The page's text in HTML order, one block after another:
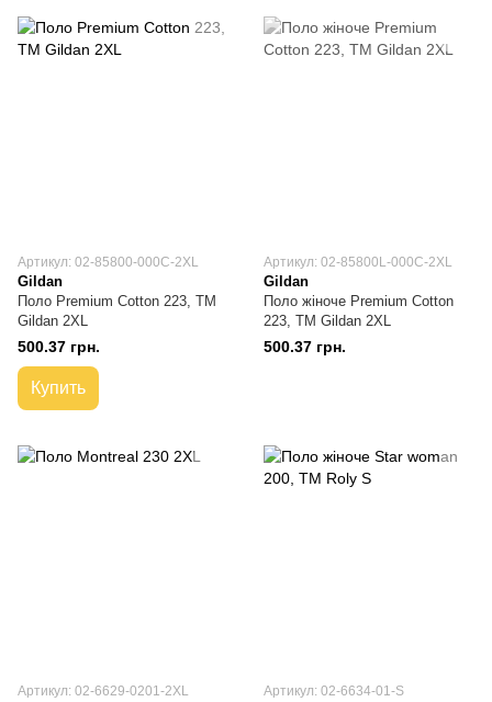
Артикул: 02-85800-000C-2XL
Gildan
Поло Premium Cotton 223, TM
Gildan 2XL
500.37 грн.
Купить
Артикул: 02-85800L-000C-2XL
Gildan
Поло жіноче Premium Cotton
223, TM Gildan 2XL
500.37 грн.
Артикул: 02-6629-0201-2XL Артикул: 02-6634-01-S